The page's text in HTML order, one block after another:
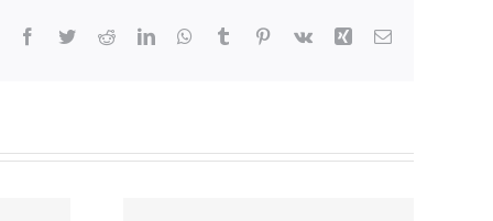
Facebook
TwitterRedditLinkedInWhatsApp
Tumblr Pinterest
Vk Xing Correo